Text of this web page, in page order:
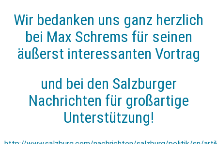
Wir bedanken uns ganz herzlich
bei Max Schrems für seinen
äußerst interessanten Vortrag
und bei den Salzburger
Nachrichten für großartige
Unterstützung!